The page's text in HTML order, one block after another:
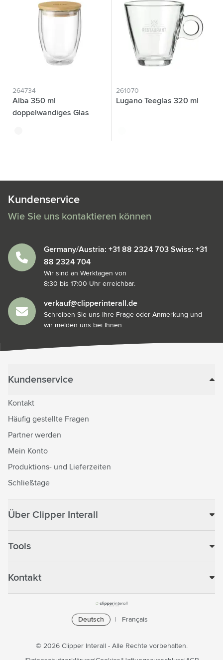
264734
Alba 350 ml
doppelwandiges Glas
261070
Lugano Teeglas 320 ml
Kundenservice
Wie Sie uns kontaktieren können
Germany/Austria: +31 88 2324 703 Swiss: +31
88 2324 704
Wir sind an Werktagen von
8:30 bis 17:00 Uhr erreichbar.
verkauf@clipperinterall.de
Schreiben Sie uns Ihre Frage oder Anmerkung und
wir melden uns bei Ihnen.
Kundenservice
Kontakt
Häufig gestellte Fragen
Partner werden
Mein Konto
Produktions- und Lieferzeiten
Schließtage
Über Clipper Interall
Tools
Kontakt
Deutsch Français
© 2026 Clipper Interall - Alle Rechte vorbehalten.